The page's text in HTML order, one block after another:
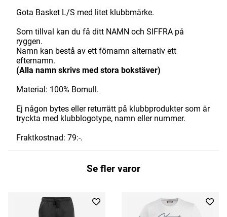
Gota Basket L/S med litet klubbmärke.
Som tillval kan du få ditt NAMN och SIFFRA på
ryggen.
Namn kan bestå av ett förnamn alternativ ett
efternamn.
(Alla namn skrivs med stora bokstäver)
Material: 100% Bomull.
Ej någon bytes eller returrätt på klubbprodukter som är
tryckta med klubblogotype, namn eller nummer.
Fraktkostnad: 79:-.
Se fler varor